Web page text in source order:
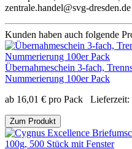
zentrale.handel@svg-dresden.de
Kunden haben auch folgende
Übernahmeschein 3-fach,
Nummerierung 100er Pack
ab 16,01 € pro Pack Lieferzeit:
Zum Produkt